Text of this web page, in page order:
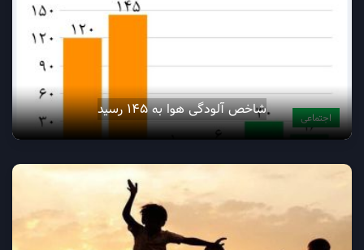
اجتماعی شاخص آلودگی هوا به ۱۴۵ رسید